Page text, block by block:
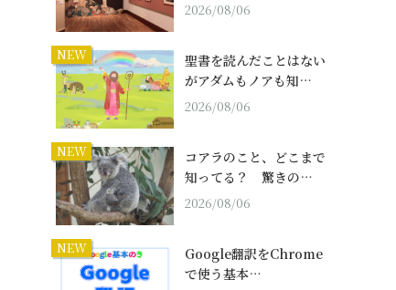
2026/08/06
NEW
聖書を読んだことはない
がアダムもノアも知…
2026/08/06
NEW
コアラのこと、どこまで
知ってる？ 驚きの…
2026/08/06
NEW
Google翻訳をChrome
で使う基本…